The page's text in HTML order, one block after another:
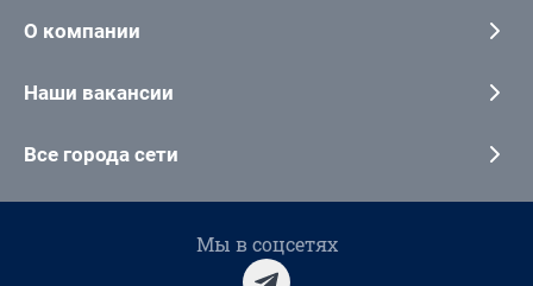
О компании
Наши вакансии
Все города сети
Мы в соцсетях